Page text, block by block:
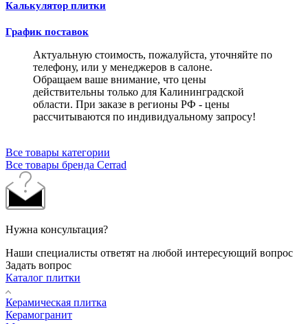
Калькулятор плитки
График поставок
Актуальную стоимость, пожалуйста, уточняйте по
телефону, или у менеджеров в салоне.
Обращаем ваше внимание, что цены
действительны только для Калининградской
области. При заказе в регионы РФ - цены
рассчитываются по индивидуальному запросу!
Все товары категории
Все товары бренда Cerrad
Нужна консультация?
Наши специалисты ответят на любой интересующий вопрос
Задать вопрос
Каталог плитки
Керамическая плитка
Керамогранит